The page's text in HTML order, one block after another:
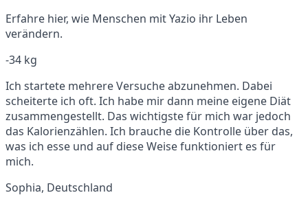
Erfahre hier, wie Menschen mit Yazio ihr Leben
verändern.
-34 kg
Ich startete mehrere Versuche abzunehmen. Dabei
scheiterte ich oft. Ich habe mir dann meine eigene Diät
zusammengestellt. Das wichtigste für mich war jedoch
das Kalorienzählen. Ich brauche die Kontrolle über das,
was ich esse und auf diese Weise funktioniert es für
mich.
Sophia, Deutschland